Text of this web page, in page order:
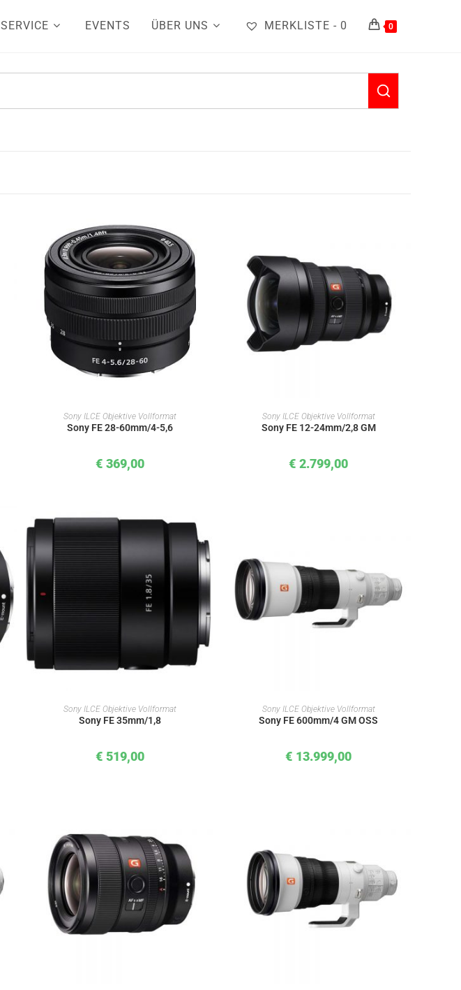
SERVICE EVENTS ÜBER UNS MERKLISTE - 0 0
IN DEN WARENKORB
Sony ILCE Objektive Vollformat
Sony FE 28-60mm/4-5,6
€ 369,00
IN DEN WARENKORB
Sony ILCE Objektive Vollformat
Sony FE 12-24mm/2,8 GM
€ 2.799,00
IN DEN WARENKORB
Sony ILCE Objektive Vollformat
Sony FE 35mm/1,8
€ 519,00
IN DEN WARENKORB
Sony ILCE Objektive Vollformat
Sony FE 600mm/4 GM OSS
€ 13.999,00